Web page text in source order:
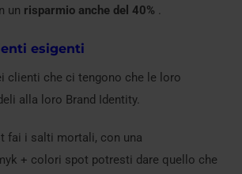
un risparmio anche del 40% .
esigenti
clienti che ci tengono che le loro
alla loro Brand Identity.
fai i salti mortali, con una
+ colori spot potresti dare quello che